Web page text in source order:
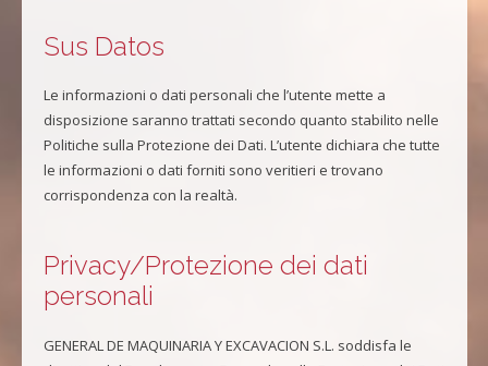
Sus Datos
Le informazioni o dati personali che l’utente mette a
disposizione saranno trattati secondo quanto stabilito nelle
Politiche sulla Protezione dei Dati. L’utente dichiara che tutte
le informazioni o dati forniti sono veritieri e trovano
corrispondenza con la realtà.
Privacy/Protezione dei dati
personali
GENERAL DE MAQUINARIA Y EXCAVACION S.L. soddisfa le